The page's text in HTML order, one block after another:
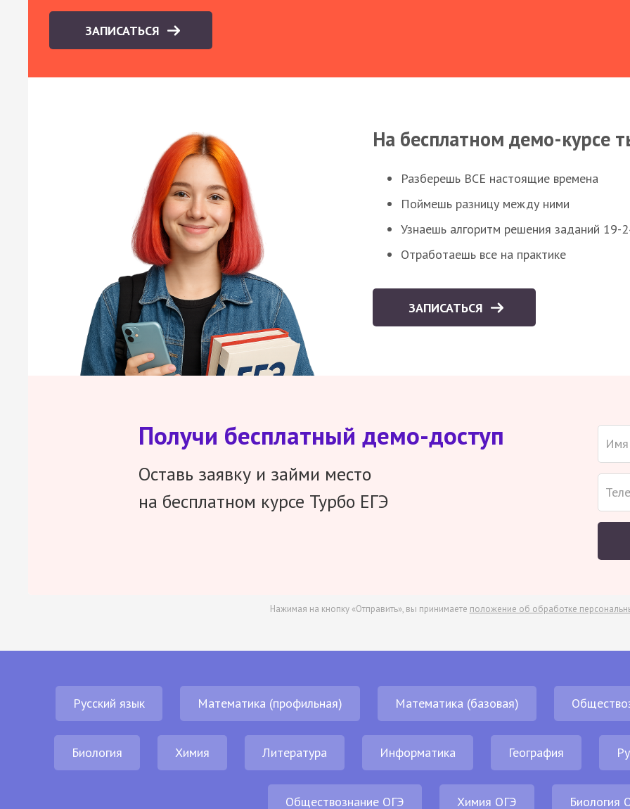
ЗАПИСАТЬСЯ
На бесплатном демо-курсе
Разберешь ВСЕ настоящие времена
Поймешь разницу между ними
Узнаешь алгоритм решения заданий 19-
Отработаешь все на практике
ЗАПИСАТЬСЯ
Получи бесплатный демо-доступ
Оставь заявку и займи место
на бесплатном курсе Турбо ЕГЭ
Нажимая на кнопку «Отправить», вы принимаете положение об обработке
Русский язык Математика (профильная) Математика (базовая)
Биология Химия Литература Информатика География
Обществознание ОГЭ Химия ОГЭ Биология